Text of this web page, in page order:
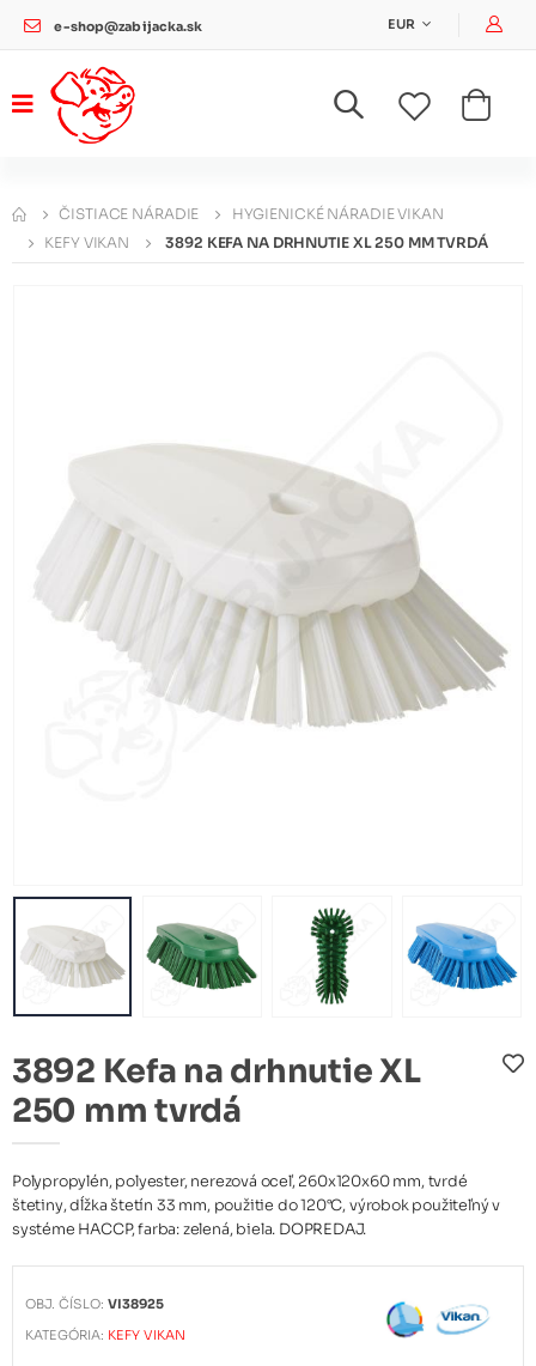
e-shop@zabijacka.sk EUR
ČISTIACE NÁRADIE
HYGIENICKÉ NÁRADIE VIKAN
KEFY VIKAN
3892 KEFA NA DRHNUTIE XL 250 MM TVRDÁ
3892 Kefa na drhnutie XL
250 mm tvrdá
Polypropylén, polyester, nerezová oceľ, 260x120x60 mm, tvrdé
štetiny, dĺžka štetín 33 mm, použitie do 120°C, výrobok použiteľný v
systéme HACCP, farba: zelená, biela. DOPREDAJ.
OBJ. ČÍSLO:VI38925
KATEGÓRIA: KEFY VIKAN